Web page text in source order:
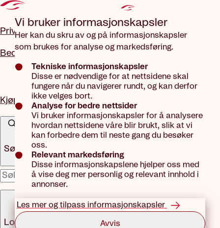
Vi bruker informasjons­kapsler
Her kan du skru av og på informasjonskapsler
som brukes for analyse og markedsføring.
Tekniske informasjonskapsler
Disse er nødvendige for at nettsidene skal
fungere når du navigerer rundt, og kan derfor
ikke velges bort.
Analyse for bedre nettsider
Vi bruker informasjonskapsler for å analysere
hvordan nettsidene våre blir brukt, slik at vi
kan forbedre dem til neste gang du besøker
oss.
Relevant markedsføring
Disse informasjonskapslene hjelper oss med
å vise deg mer personlig og relevant innhold i
annonser.
Les mer og tilpass informasjonskapsler
Avvis
Privat
Bedrift
Kjøp forsikring
Søk
x
Logg inn
Meny